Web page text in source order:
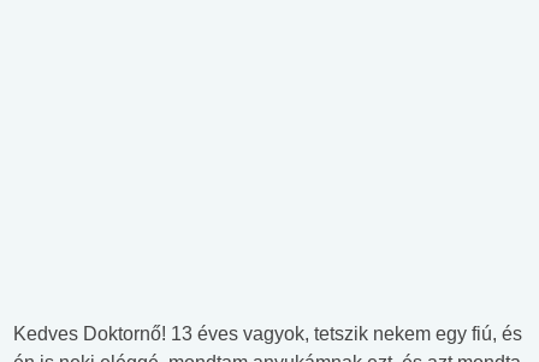
Kedves Doktornő! 13 éves vagyok, tetszik nekem egy fiú, és